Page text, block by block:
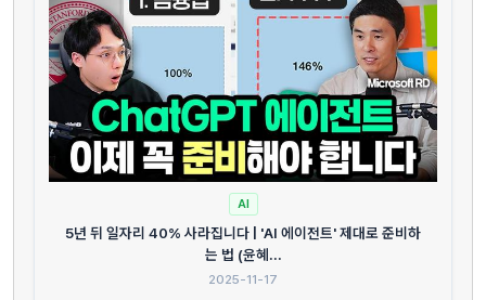
AI
5년 뒤 일자리 40% 사라집니다 | 'AI 에이전트' 제대로 준비하
는 법 (윤혜...
2025-11-17